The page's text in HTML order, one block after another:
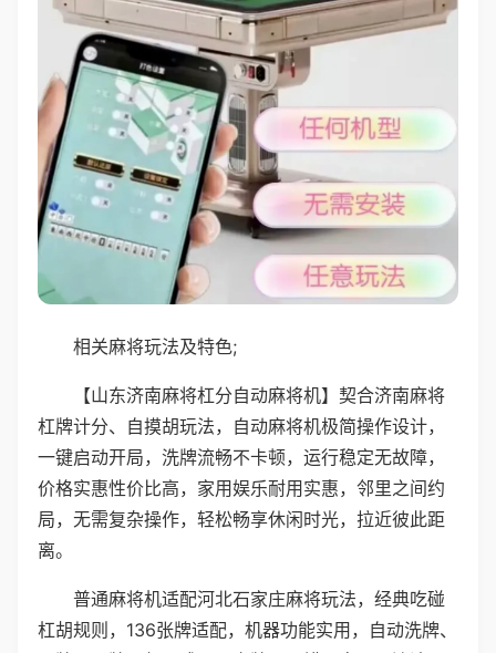
相关麻将玩法及特色;
【山东济南麻将杠分自动麻将机】契合济南麻将
杠牌计分、自摸胡玩法，自动麻将机极简操作设计，
一键启动开局，洗牌流畅不卡顿，运行稳定无故障，
价格实惠性价比高，家用娱乐耐用实惠，邻里之间约
局，无需复杂操作，轻松畅享休闲时光，拉近彼此距
离。
普通麻将机适配河北石家庄麻将玩法，经典吃碰
杠胡规则，136张牌适配，机器功能实用，自动洗牌、